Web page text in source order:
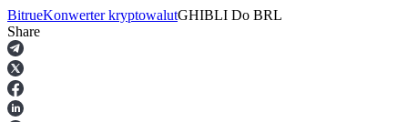
Kontrakty terminowe
BitrueKonwerter kryptowalutGHIBLI Do BRL
Share